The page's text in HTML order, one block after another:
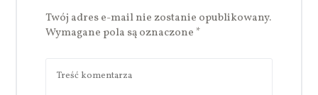
Twój adres e-mail nie zostanie opublikowany.
Wymagane pola są oznaczone *